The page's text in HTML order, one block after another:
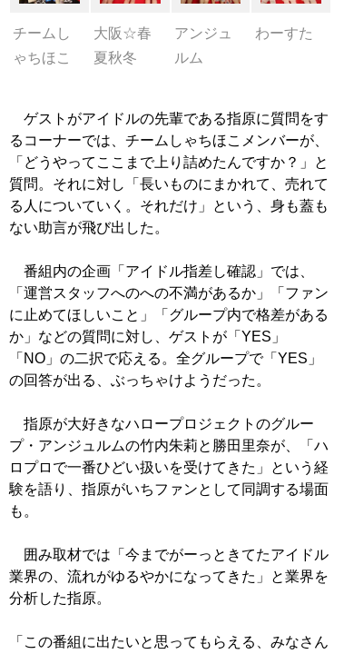
チームし
ゃちほこ
大阪☆春
夏秋冬
アンジュ
ルム
わーすた
ゲストがアイドルの先輩である指原に質問をす
るコーナーでは、チームしゃちほこメンバーが、
「どうやってここまで上り詰めたんですか？」と
質問。それに対し「長いものにまかれて、売れて
る人についていく。それだけ」という、身も蓋も
ない助言が飛び出した。
番組内の企画「アイドル指差し確認」では、
「運営スタッフへのへの不満があるか」「ファン
に止めてほしいこと」「グループ内で格差がある
か」などの質問に対し、ゲストが「YES」
「NO」の二択で応える。全グループで「YES」
の回答が出る、ぶっちゃけようだった。
指原が大好きなハロープロジェクトのグルー
プ・アンジュルムの竹内朱莉と勝田里奈が、「ハ
ロプロで一番ひどい扱いを受けてきた」という経
験を語り、指原がいちファンとして同調する場面
も。
囲み取材では「今までがーっときてたアイドル
業界の、流れがゆるやかになってきた」と業界を
分析した指原。
「この番組に出たいと思ってもらえる、みなさん